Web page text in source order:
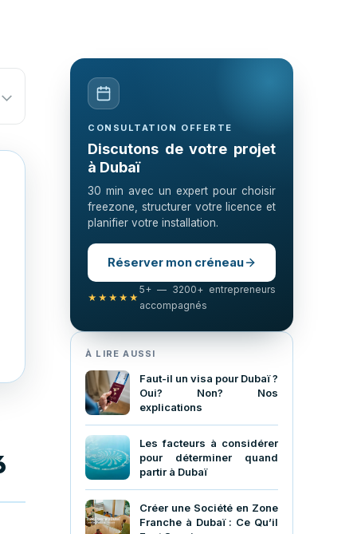
CONSULTATION OFFERTE
Discutons de votre projet
à Dubaï
30 min avec un expert pour choisir
freezone, structurer votre licence et
planifier votre installation.
Réserver mon créneau
★★★★★
5+ — 3200+ entrepreneurs
accompagnés
À LIRE AUSSI
Faut-il un visa pour Dubaï ?
Oui? Non? Nos
explications
Les facteurs à considérer
pour déterminer quand
partir à Dubaï
Créer une Société en Zone
Franche à Dubaï : Ce Qu’il